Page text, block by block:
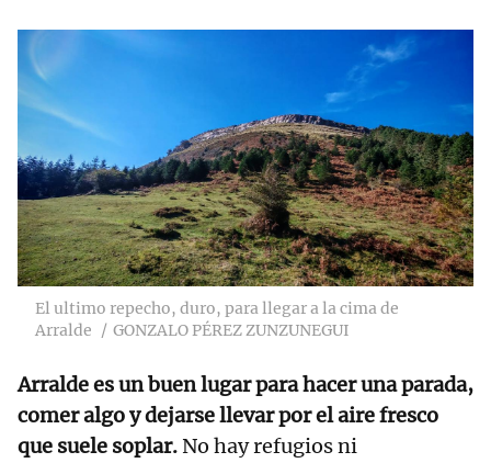
El ultimo repecho, duro, para llegar a la cima de
Arralde
GONZALO PÉREZ ZUNZUNEGUI
Arralde es un buen lugar para hacer una parada,
comer algo y dejarse llevar por el aire fresco
que suele soplar. No hay refugios ni